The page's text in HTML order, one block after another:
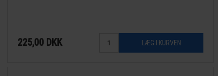
225,00 DKK